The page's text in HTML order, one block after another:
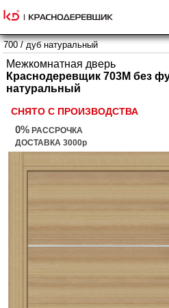
700 / дуб натуральный
Межкомнатная дверь
Краснодеревщик 703М без
натуральный
СНЯТО С ПРОИЗВОДСТВА
0% РАССРОЧКА
ДОСТАВКА 3000р